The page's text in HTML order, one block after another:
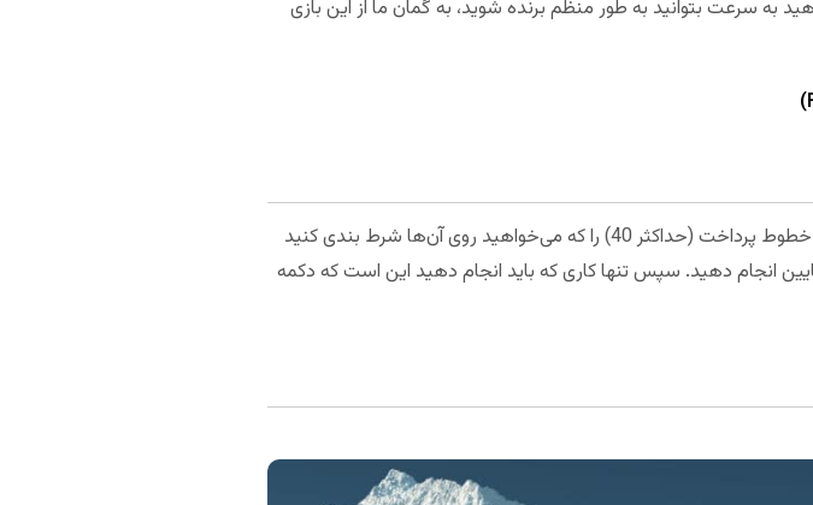
سرعت بتوانید به طور منظم برنده شوید، به گمان ما از این بازی
ابتدا باید اندازه شرط خود را (بین 1 تا 20 سکه) در هر خط تعیین کنید. تعداد خطوط پرداخت (حداکثر 40) را که می‌خواهید روی آن‌ها شرط بندی کنید
انجام دهید. سپس تنها کاری که باید انجام دهید این است که دکمه